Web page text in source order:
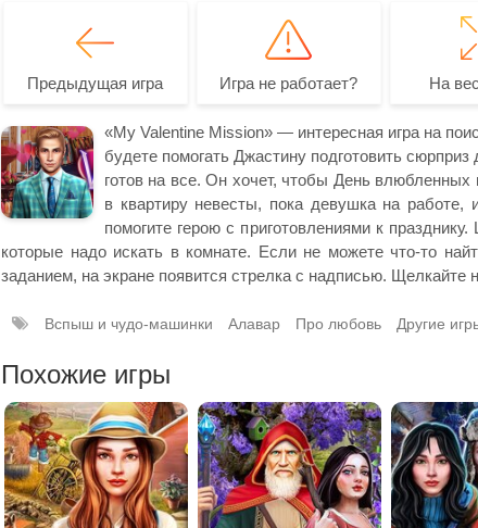
Предыдущая игра Игра не работает? На
«My Valentine Mission» — интересная игра на
будете помогать Джастину подготовить
готов на все. Он хочет, чтобы День
в квартиру невесты, пока девушка на работе,
помогите герою с приготовлениями к
которые надо искать в комнате. Если не можете что-то
заданием, на экране появится стрелка с надписью. Щелкайте
Вспыш и чудо-машинки Алавар Про любовь Другие
Похожие игры